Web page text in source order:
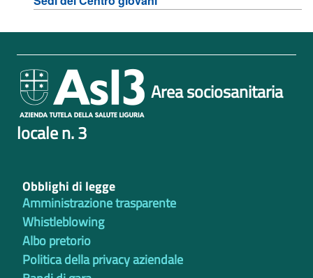
Area sociosanitaria
locale n. 3
Obblighi di legge
Amministrazione trasparente
Whistleblowing
Albo pretorio
Politica della privacy aziendale